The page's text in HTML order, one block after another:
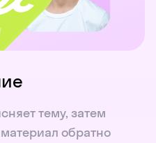
тему, затем
обратно